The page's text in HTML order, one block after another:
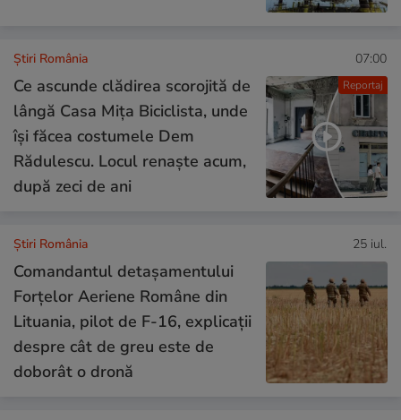
Reportaj
Știri România 07:00
Ce ascunde clădirea scorojită de
lângă Casa Mița Biciclista, unde
își făcea costumele Dem
Rădulescu. Locul renaște acum,
după zeci de ani
Știri România 25 iul.
Comandantul detașamentului
Forțelor Aeriene Române din
Lituania, pilot de F-16, explicații
despre cât de greu este de
doborât o dronă